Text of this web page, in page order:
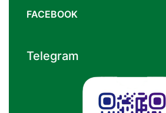
FACEBOOK
Telegram